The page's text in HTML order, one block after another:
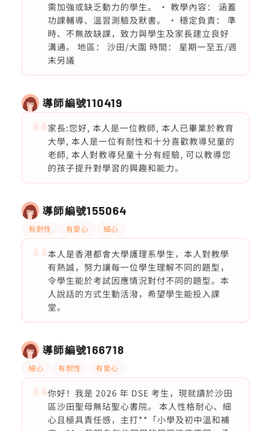
需加強或缺乏動力的學生。 • 教學內容： 涵蓋
功課輔導、溫習測驗及默書。 • 穩定負責： 準
時、不無故缺課，致力與學生及家長建立良好
溝通。 地區： 沙田/大圍 時間： 星期一至五/週
末另議
導師編號110419
家長:您好, 本人是一位教師, 本人已畢業於教育
大學, 本人是一位有耐性和十分喜歡教導兒童的
老師, 本人對教導兒童十分有經驗, 可以教導您
的孩子提升對學習的興趣和能力。
導師編號155064
有耐性 有愛心 細心
本人是香港都會大學護理系學生，本人對教學
有熱誠，努力讓每一位學生理解不同的題型，
令學生能於考試因應情況對付不同的題型。本
人說話的方式生動活潑，希望學生能投入課
堂。
導師編號166718
細心 有耐性 有愛心
你好！我是 2026 年 DSE 考生，現就讀於沙田
區沙田聖母無玷聖心書院。 本人性格耐心、細
心且極具責任感，主打**「小學及初中溫和補